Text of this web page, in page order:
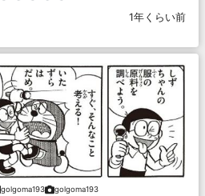
1年くらい前
golgoma193 golgoma193